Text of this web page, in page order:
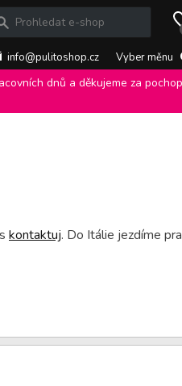
info@pulitoshop.cz Vyber měnu
dnů a děkujeme za
kontaktuj. Do Itálie jezdíme